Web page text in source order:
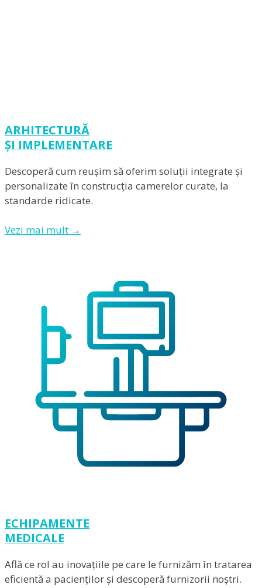
ARHITECTURĂ
ȘI IMPLEMENTARE
Descoperă cum reușim să oferim soluții integrate și
personalizate în construcția camerelor curate, la
standarde ridicate.
Vezi mai mult →
ECHIPAMENTE
MEDICALE
Află ce rol au inovațiile pe care le furnizăm în tratarea
eficientă a pacienților și descoperă furnizorii noștri.